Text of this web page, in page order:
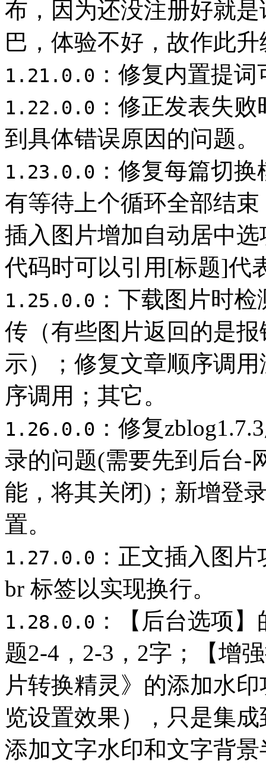
布，因为还没注册好就
巴，体验不好，故作此升
1.21.0.0 ：修复内置提
1.22.0.0 ：修正发表失
到具体错误原因的问题。
1.23.0.0 ：修复每篇切
有等待上个循环全部结
插入图片增加自动居中
代码时可以引用[标题]代
1.25.0.0 ：下载图片时
传（有些图片返回的是
示）；修复文章顺序调
序调用；其它。
1.26.0.0 ：修复
录的问题(需要先到后台-
能，将其关闭)；新增登
置。
1.27.0.0 ：正文插入图
br 标签以实现换行。
1.28.0.0 ：【后台选项
题2-4，2-3，2字；【增
片转换精灵》的添加水
览设置效果），只是集
添加文字水印和文字背